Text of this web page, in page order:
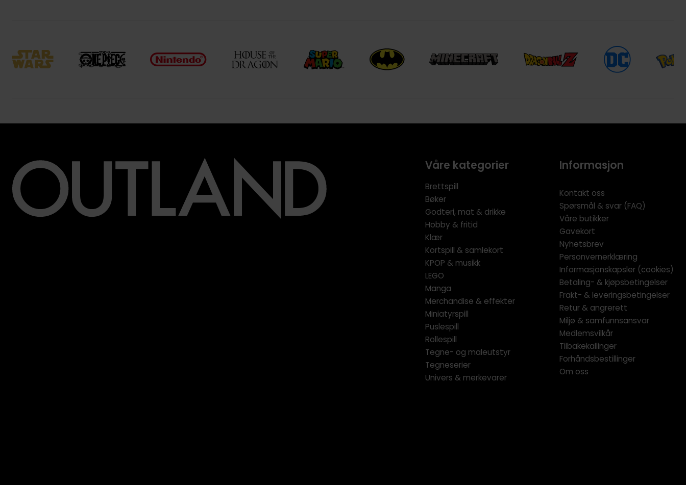
Våre kategorier
Brettspill
Bøker
Godteri, mat & drikke
Hobby & fritid
Klær
Kortspill & samlekort
KPOP & musikk
LEGO
Manga
Merchandise & effekter
Miniatyrspill
Puslespill
Rollespill
Tegne- og maleutstyr
Tegneserier
Univers & merkevarer
Informasjon
Kontakt oss
Spørsmål & svar (FAQ)
Våre butikker
Gavekort
Nyhetsbrev
Personvernerklæring
Informasjonskapsler (cookies)
Betaling- & kjøpsbetingelser
Frakt- & leveringsbetingelser
Retur & angrerett
Miljø & samfunnsansvar
Medlemsvilkår
Tilbakekallinger
Forhåndsbestillinger
Om oss